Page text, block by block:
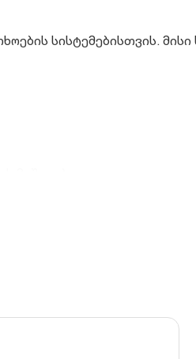
სისტემებისთვის.